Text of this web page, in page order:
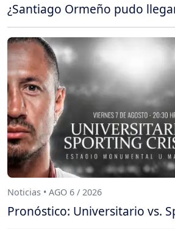
¿Santiago Ormeño pudo
Noticias • AGO 6 / 2026
Pronóstico: Universitario vs.